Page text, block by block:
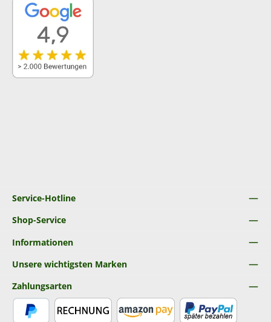
Service-Hotline
Shop-Service
Informationen
Unsere wichtigsten Marken
Zahlungsarten